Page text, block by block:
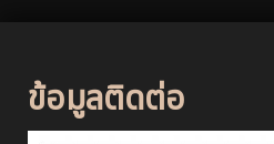
ข้อมูลติดต่อ